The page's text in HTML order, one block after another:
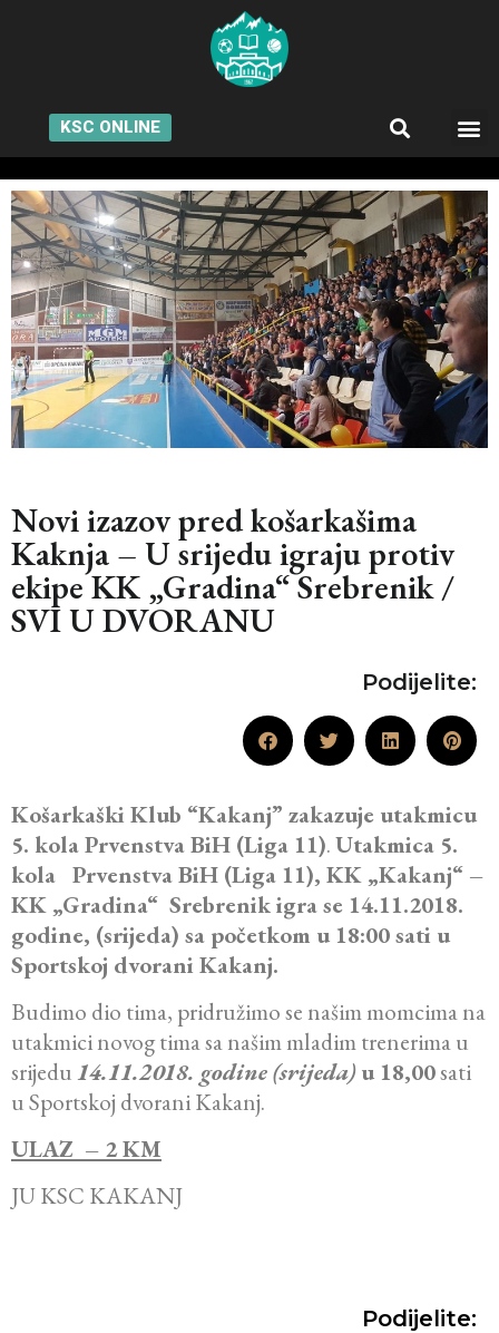
KSC ONLINE
Novi izazov pred košarkašima
Kaknja – U srijedu igraju protiv
ekipe KK „Gradina“ Srebrenik /
SVI U DVORANU
Podijelite:
Košarkaški Klub “Kakanj” zakazuje utakmicu
5. kola Prvenstva BiH (Liga 11).Utakmica 5.
kola Prvenstva BiH (Liga 11), KK „Kakanj“ –
KK „Gradina“ Srebrenikigra se 14.11.2018.
godine, (srijeda) sa početkom u 18:00 sati u
Sportskoj dvorani Kakanj.
Budimo dio tima, pridružimo se našim momcima na
utakmici novog tima sa našim mladim trenerima u
srijedu 14.11.2018. godine (srijeda)u 18,00sati
u Sportskoj dvorani Kakanj.
ULAZ – 2 KM
JU KSC KAKANJ
Podijelite: